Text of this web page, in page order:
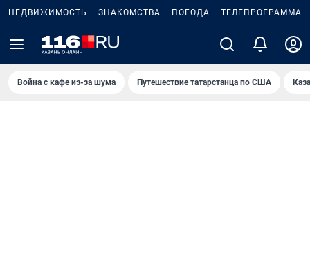
НЕДВИЖИМОСТЬ ЗНАКОМСТВА ПОГОДА ТЕЛЕПРОГРАММА
Война с кафе из-за шума Путешествие татарстанца по США